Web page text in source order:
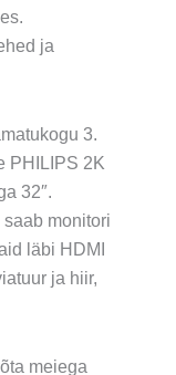
ja
3.
PHILIPS 2K
32″.
monitori
läbi HDMI
ja hiir,
meiega